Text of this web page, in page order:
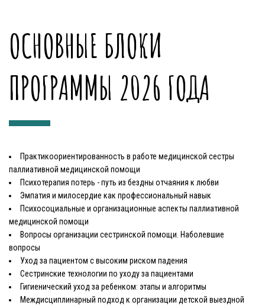
ОСНОВНЫЕ БЛОКИ
ПРОГРАММЫ 2026 ГОДА
Практикоориентированность в работе медицинской сестры
паллиативной медицинской помощи
Психотерапия потерь - путь из бездны отчаяния к любви
Эмпатия и милосердие как профессиональный навык
Психосоциальные и организационные аспекты паллиативной
медицинской помощи
Вопросы организации сестринской помощи. Наболевшие
вопросы
Уход за пациентом с высоким риском падения
Сестринские технологии по уходу за пациентами
Гигиенический уход за ребенком: этапы и алгоритмы
Междисциплинарный подход к организации детской выездной